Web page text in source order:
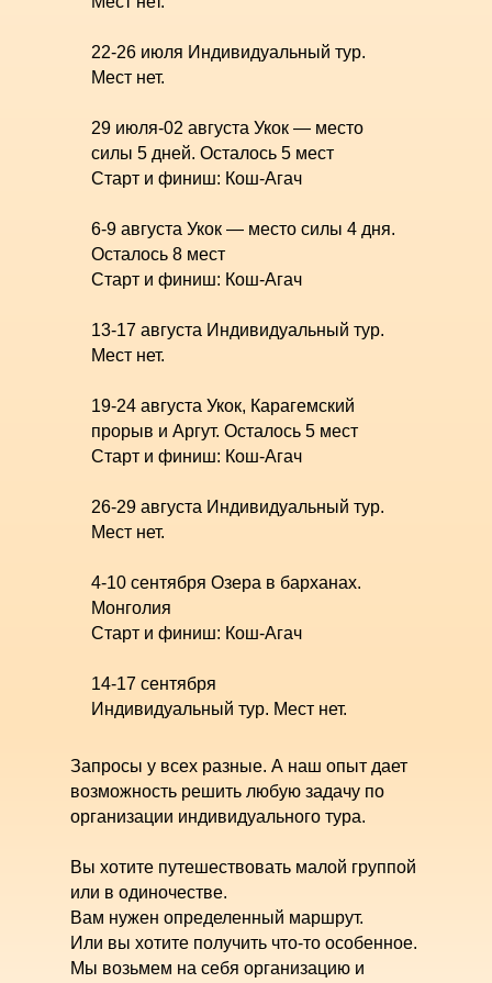
22-26 июля Индивидуальный тур.
Мест нет.
29 июля-02 августа Укок — место
силы 5 дней. Осталось 5 мест
Старт и финиш: Кош-Агач
6-9 августа Укок — место силы 4 дня.
Осталось 8 мест
Старт и финиш: Кош-Агач
13-17 августа Индивидуальный тур.
Мест нет.
19-24 августа Укок, Карагемский
прорыв и Аргут. Осталось 5 мест
Старт и финиш: Кош-Агач
26-29 августа Индивидуальный тур.
Мест нет.
4-10 сентября Озера в барханах.
Монголия
Старт и финиш: Кош-Агач
14-17 сентября
Индивидуальный тур. Мест нет.
21.09-8.10 даты ориентировочные
Монгольское приключение.
Продолжительность 8-10 дней, даты
Старт и финиш: Кош-Агач
Фестиваль Беркучи. Монголия. Даты
уточняются
Старт и финиш: Кош-Агач
Запросы у всех разные. А наш опыт дает
возможность решить любую задачу по
организации индивидуального тура.
Вы хотите путешествовать малой группой
или в одиночестве.
Вам нужен определенный маршрут.
Или вы хотите получить что-то особенное.
Мы возьмем на себя организацию и